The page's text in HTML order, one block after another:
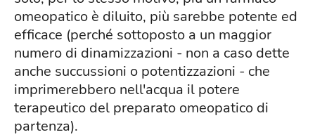
omeopatico è diluito, più sarebbe potente ed
efficace (perché sottoposto a un maggior
numero di dinamizzazioni - non a caso dette
anche succussioni o potentizzazioni - che
imprimerebbero nell'acqua il potere
terapeutico del preparato omeopatico di
partenza).